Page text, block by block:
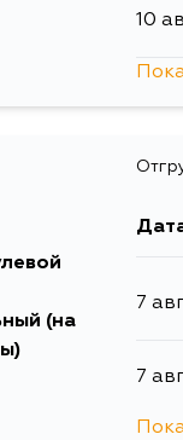
10
(на
7
7